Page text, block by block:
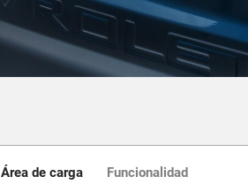
Área de carga Funcionalidad